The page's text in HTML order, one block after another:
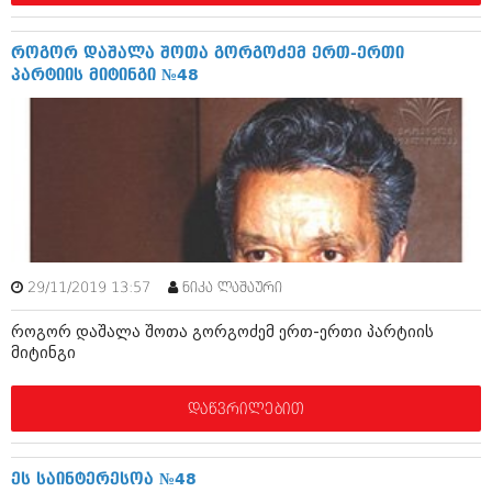
ნოემბერი 2017 (212)
ოქტომბერი 2017 (231)
სექტემბერი 2017 (261)
მაისი 2017 (216)
აპრილი 2017 (220)
მარტი 2017 (212)
თებერვალი 2017 (205)
დეკემბერი 2016 (207)
ნოემბერი 2016 (207)
ოქტომბერი 2016 (257)
სექტემბერი 2016 (224)
მაისი 2016 (261)
აპრილი 2016 (215)
მარტი 2016 (200)
თებერვალი 2016 (250)
როგორ დაშალა შოთა გორგოძემ ერთ-ერთი
პარტიის მიტინგი №48
29/11/2019 13:57 ნიკა ლაშაური
როგორ დაშალა შოთა გორგოძემ ერთ-ერთი პარტიის
მიტინგი
დაწვრილებით
ეს საინტერესოა №48